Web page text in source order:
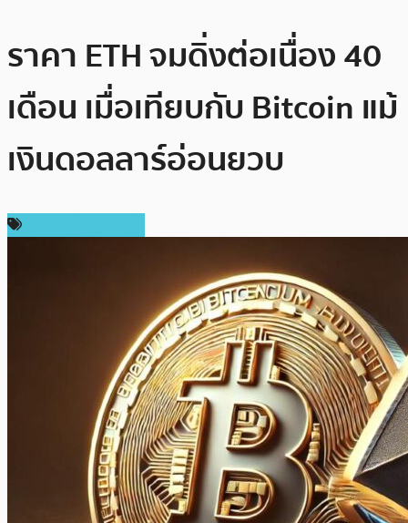
ราคา ETH จมดิ่งต่อเนื่อง 40
เดือน เมื่อเทียบกับ Bitcoin แม้
เงินดอลลาร์อ่อนยวบ